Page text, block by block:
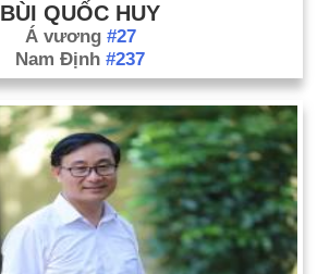
BÙI QUỐC HUY
Á vương #27
Nam Định #237